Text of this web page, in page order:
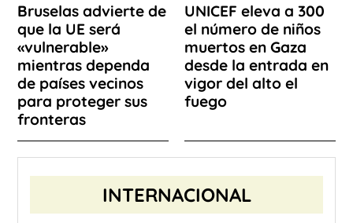
Bruselas advierte de
que la UE será
«vulnerable»
mientras dependa
de países vecinos
para proteger sus
fronteras
UNICEF eleva a 300
el número de niños
muertos en Gaza
desde la entrada en
vigor del alto el
fuego
INTERNACIONAL